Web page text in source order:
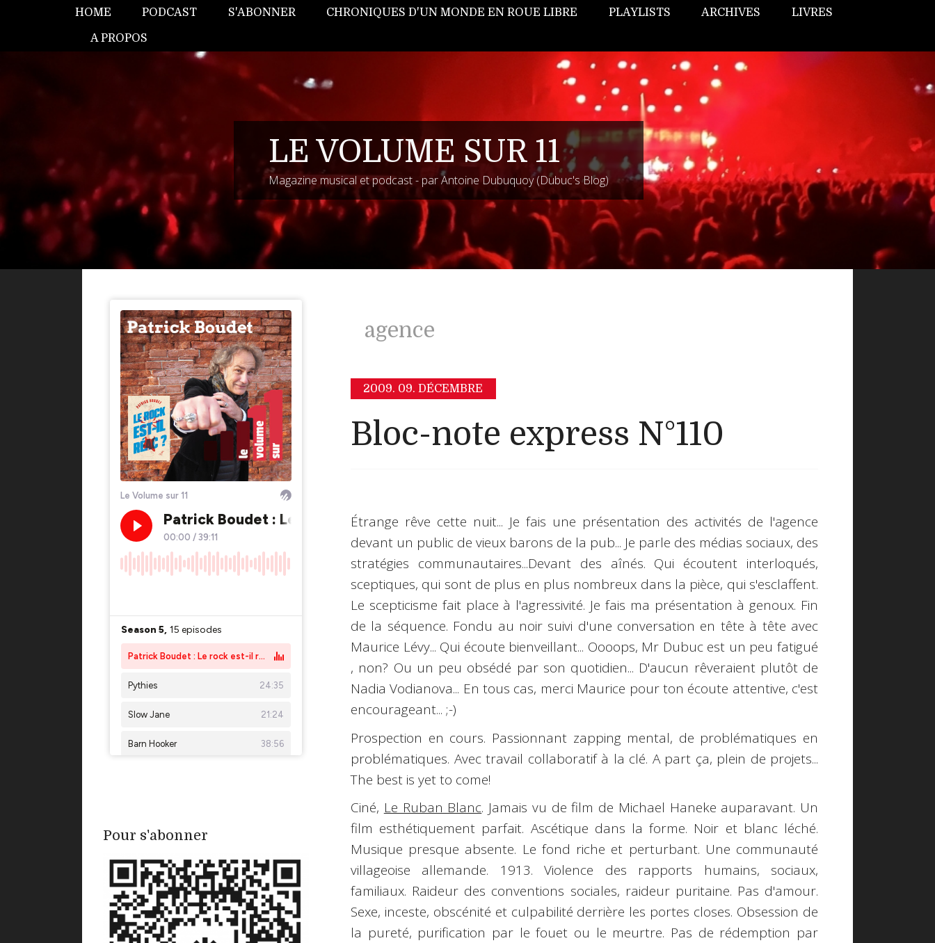
HOME PODCAST S'ABONNER CHRONIQUES D'UN MONDE EN ROUE LIBRE PLAYLISTS ARCHIVES LIVRES
A PROPOS
LE VOLUME SUR 11
Magazine musical et podcast - par Antoine Dubuquoy (Dubuc's Blog)
Pour s'abonner
agence
2009. 09. DÉCEMBRE
Bloc-note express N°110
Étrange rêve cette nuit... Je fais une présentation des activités de l'agence
devant un public de vieux barons de la pub... Je parle des médias sociaux, des
stratégies communautaires...Devant des aînés. Qui écoutent interloqués,
sceptiques, qui sont de plus en plus nombreux dans la pièce, qui s'esclaffent.
Le scepticisme fait place à l'agressivité. Je fais ma présentation à genoux. Fin
de la séquence. Fondu au noir suivi d'une conversation en tête à tête avec
Maurice Lévy... Qui écoute bienveillant... Oooops, Mr Dubuc est un peu fatigué
, non? Ou un peu obsédé par son quotidien... D'aucun rêveraient plutôt de
Nadia Vodianova... En tous cas, merci Maurice pour ton écoute attentive, c'est
encourageant... ;-)
Prospection en cours. Passionnant zapping mental, de problématiques en
problématiques. Avec travail collaboratif à la clé. A part ça, plein de projets...
The best is yet to come!
Ciné, Le Ruban Blanc. Jamais vu de film de Michael Haneke auparavant. Un
film esthétiquement parfait. Ascétique dans la forme. Noir et blanc léché.
Musique presque absente. Le fond riche et perturbant. Une communauté
villageoise allemande. 1913. Violence des rapports humains, sociaux,
familiaux. Raideur des conventions sociales, raideur puritaine. Pas d'amour.
Sexe, inceste, obscénité et culpabilité derrière les portes closes. Obsession de
la pureté, purification par le fouet ou le meurtre. Pas de rédemption par